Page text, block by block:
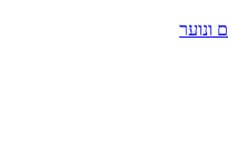
ונוער